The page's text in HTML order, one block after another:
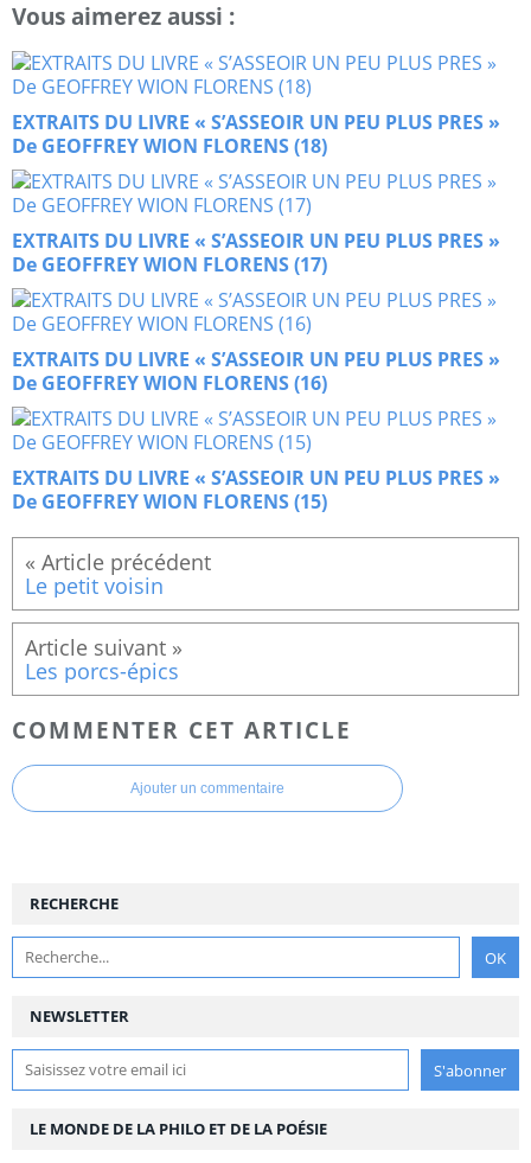
Vous aimerez aussi :
EXTRAITS DU LIVRE « S’ASSEOIR UN PEU PLUS PRES »
De GEOFFREY WION FLORENS (18)
EXTRAITS DU LIVRE « S’ASSEOIR UN PEU PLUS PRES »
De GEOFFREY WION FLORENS (17)
EXTRAITS DU LIVRE « S’ASSEOIR UN PEU PLUS PRES »
De GEOFFREY WION FLORENS (16)
EXTRAITS DU LIVRE « S’ASSEOIR UN PEU PLUS PRES »
De GEOFFREY WION FLORENS (15)
Le petit voisin
Les porcs-épics
COMMENTER CET ARTICLE
Ajouter un commentaire
NEWSLETTER
RECHERCHE
LE MONDE DE LA PHILO ET DE LA POÉSIE